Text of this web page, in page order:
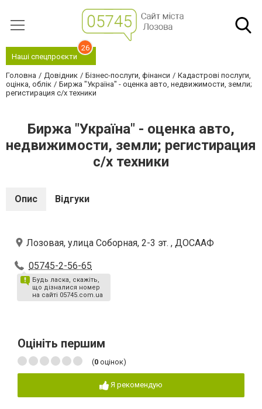
Наші спецпроєкти
26
Головна Довідник Бізнес-послуги, фінанси
Кадастрові послуги,
оцінка, облік
Биржа "Україна" - оценка авто, недвижимости, земли;
регистирация с/х техники
Биржа "Україна" - оценка авто,
недвижимости, земли; регистирация
с/х техники
Опис Відгуки
Лозовая, улица Соборная, 2-3 эт. , ДОСААФ
05745-2-56-65
Будь ласка, скажіть,
що дізналися номер
на сайті 05745.com.ua
Оцініть першим
(0 оцінок)
Я рекомендую